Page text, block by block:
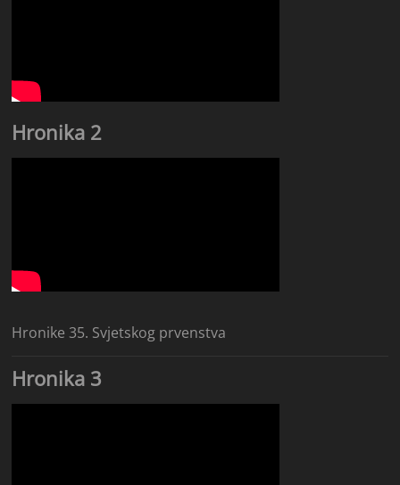
Hronika 2
Hronike 35. Svjetskog prvenstva
Hronika 3